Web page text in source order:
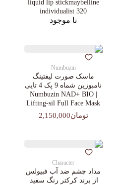
liquid lip stickmaybelline
individualist 320
نا موجود
Numbuzin
ماسک صورت لیفتینگ
نامبوزین شماه 9 پک 4 تایی
| Numbuzin NAD+ BIO
Lifting-sil Full Face Mask
تومان2,150,000
Character
مداد چشم ضد آب فبیولس
از برند کرکتر رنگ سفید|